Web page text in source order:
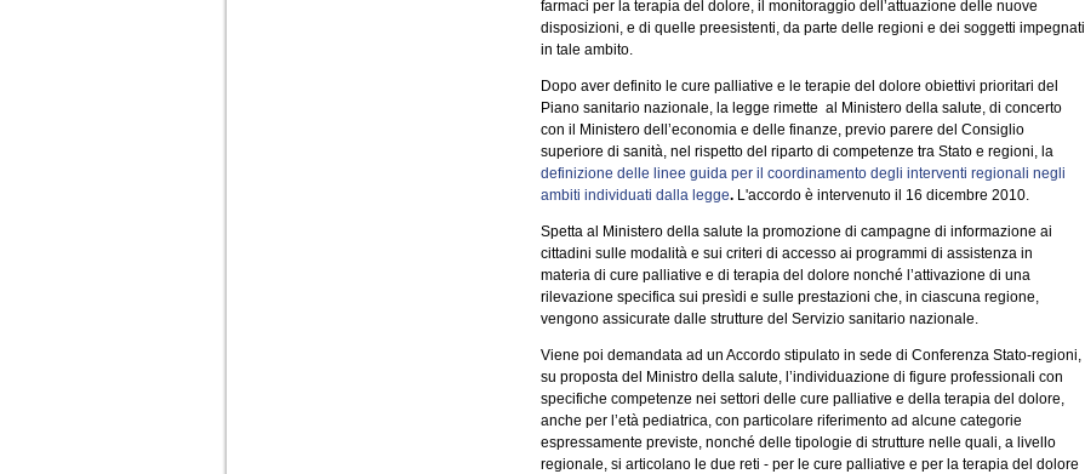
farmaci per la terapia del dolore, il monitoraggio dell’attuazione delle nuove
disposizioni, e di quelle preesistenti, da parte delle regioni e dei soggetti impegnati
in tale ambito.
Dopo aver definito le cure palliative e le terapie del dolore obiettivi prioritari del
Piano sanitario nazionale, la legge rimette al Ministero della salute, di concerto
con il Ministero dell’economia e delle finanze, previo parere del Consiglio
superiore di sanità, nel rispetto del riparto di competenze tra Stato e regioni, la
definizione delle linee guida per il coordinamento degli interventi regionali negli
ambiti individuati dalla legge. L'accordo è intervenuto il 16 dicembre 2010.
Spetta al Ministero della salute la promozione di campagne di informazione ai
cittadini sulle modalità e sui criteri di accesso ai programmi di assistenza in
materia di cure palliative e di terapia del dolore nonché l’attivazione di una
rilevazione specifica sui presìdi e sulle prestazioni che, in ciascuna regione,
vengono assicurate dalle strutture del Servizio sanitario nazionale.
Viene poi demandata ad un Accordo stipulato in sede di Conferenza Stato-regioni,
su proposta del Ministro della salute, l’individuazione di figure professionali con
specifiche competenze nei settori delle cure palliative e della terapia del dolore,
anche per l’età pediatrica, con particolare riferimento ad alcune categorie
espressamente previste, nonché delle tipologie di strutture nelle quali, a livello
regionale, si articolano le due reti - per le cure palliative e per la terapia del dolore